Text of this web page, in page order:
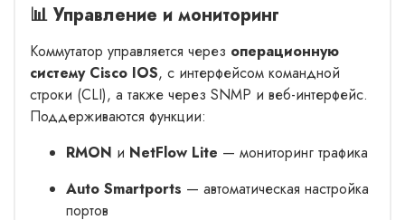
📊 Управление и мониторинг
Коммутатор управляется через операционную
систему Cisco IOS, с интерфейсом командной
строки (CLI), а также через SNMP и веб-интерфейс.
Поддерживаются функции:
RMON и NetFlow Lite — мониторинг трафика
Auto Smartports — автоматическая настройка
портов